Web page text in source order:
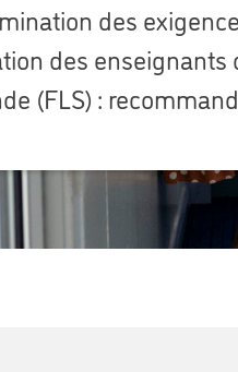
des
des enseignants
(FLS) :